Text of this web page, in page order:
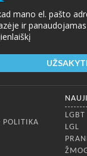
mano el. pašto
ir
POLITIKA
LGBT
LGL